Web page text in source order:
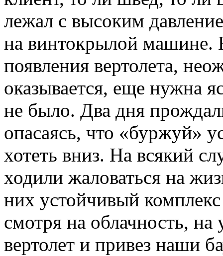
лежал с высоким
на винтокрылой машине.
появления вертолета,
оказывается, еще нужна
не было. Два дня
опасаясь, что «буржуй»
хотеть вниз. На всякий
ходили жаловаться на
них устойчивый
смотря на облачность, на
вертолет и привез наши